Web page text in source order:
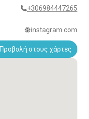
+306984447265
instagram.com
Προβολή στους χάρτες